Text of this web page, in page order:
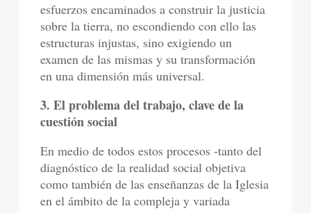
esfuerzos encaminados a construir la justicia
sobre la tierra, no escondiendo con ello las
estructuras injustas, sino exigiendo un
examen de las mismas y su transformación
en una dimensión más universal.
3. El problema del trabajo, clave de la
cuestión social
En medio de todos estos procesos -tanto del
diagnóstico de la realidad social objetiva
como también de las enseñanzas de la Iglesia
en el ámbito de la compleja y variada